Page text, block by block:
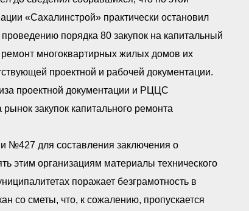
«Сахалинстрой» практически остановил
порядка 80 закупок на капитальный
многоквартирных жилых домов их
проектной и рабочей документации.
проектной документации и РЦЦС
закупок капитального ремонта
№427 для составления заключения о
этим организациям материалы технического
поражает безграмотность в
со сметы, что, к сожалению, пропускается